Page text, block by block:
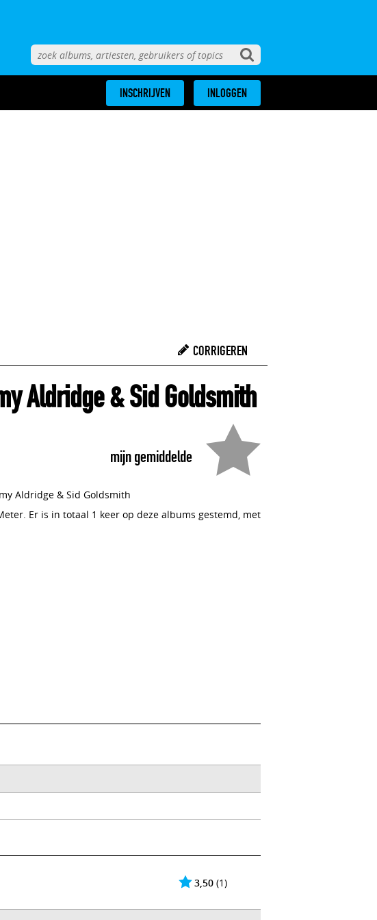
INSCHRIJVEN INLOGGEN
CORRIGEREN
Aldridge & Sid Goldsmith
mijn gemiddelde
Aldridge & Sid Goldsmith
Er is in totaal 1 keer op deze albums gestemd, met
3,50 (1)